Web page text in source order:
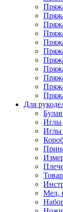
Для
Иглы
Иглы
Мел,